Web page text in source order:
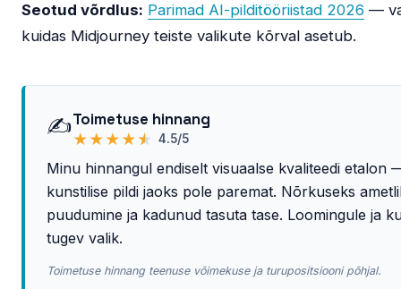
Seotud võrdlus: Parimad AI-pilditööriistad 2026 —
kuidas Midjourney teiste valikute kõrval asetub.
✍️Toimetuse hinnang
★ ★ ★ ★ ★ 4.5/5
Minu hinnangul endiselt visuaalse kvaliteedi etalon
kunstilise pildi jaoks pole paremat. Nõrkuseks
puudumine ja kadunud tasuta tase. Loomingule ja
tugev valik.
Toimetuse hinnang teenuse võimekuse ja turupositsiooni põhjal.